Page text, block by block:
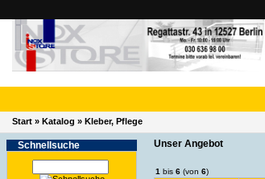
Start » Katalog » Kleber, Pflege
Schnell­suche Unser Angebot
1 bis 6 (von 6)